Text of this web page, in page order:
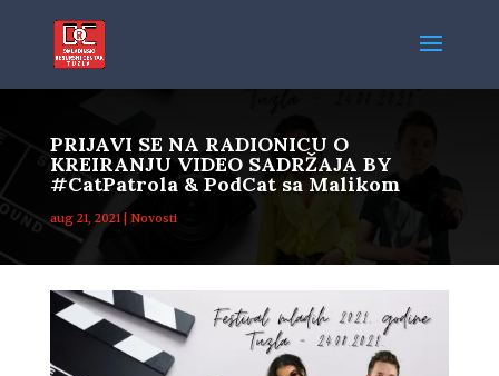
PRIJAVI SE NA RADIONICU O
KREIRANJU VIDEO SADRŽAJA BY
#CatPatrola & PodCat sa Malikom
aug 21, 2021| Novosti